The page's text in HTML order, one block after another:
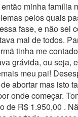
minha família
pelos quais
fase, e não sei
mal de todos.
tinha me
grávida, ou seja,
meu pai!
abortar mas isto
onde começar.
de R$ 1.950,00 .